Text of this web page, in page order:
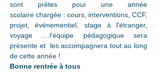
sont prêtes pour une année
scolaire chargée : cours, interventions, CCF,
projet, événementiel, stage à l'étranger,
voyage ....l'équipe pédagogique sera
présente et  les accompagnera tout au long
de cette année !
Bonne rentrée à tous